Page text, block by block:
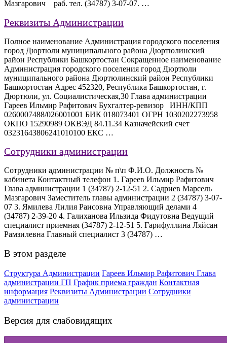
Мазгарович раб. тел. (34787) 3-07-07. …
Реквизиты Администрации
Полное наименование Администрация городского поселения
город Дюртюли муниципального района Дюртюлинский
район Республики Башкортостан Сокращенное наименование
Администрация городского поселения город Дюртюли
муниципального района Дюртюлинский район Республики
Башкортостан Адрес 452320, Республика Башкортостан, г.
Дюртюли, ул. Социалистическая,30 Глава администрации
Гареев Ильмир Рафитович Бухгалтер-ревизор ИНН/КПП
0260007488/026001001 БИК 018073401 ОГРН 1030202273958
ОКПО 15290989 ОКВЭД 84.11.34 Казначейский счет
03231643806241010100 ЕКС …
Сотрудники администрации
Сотрудники администрации № п\п Ф.И.О. Должность №
кабинета Контактный телефон 1. Гареев Ильмир Рафитович
Глава администрации 1 (34787) 2-12-51 2. Садриев Марсель
Мазгарович Заместитель главы администрации 2 (34787) 3-07-
07 3. Ямилева Лилия Раисовна Управляющий делами 4
(34787) 2-39-20 4. Галиханова Ильзида Фидутовна Ведущий
специалист приемная (34787) 2-12-51 5. Гарифуллина Ляйсан
Рамзилевна Главный специалист 3 (34787) …
В этом разделе
Структура Администрации Гареев Ильмир Рафитович Глава
администрации ГП График приема граждан Контактная
информация Реквизиты Администрации Сотрудники
администрации
Версия для слабовидящих